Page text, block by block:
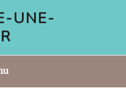
UNE-